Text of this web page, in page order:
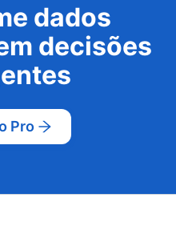
dados
decisões
Pro